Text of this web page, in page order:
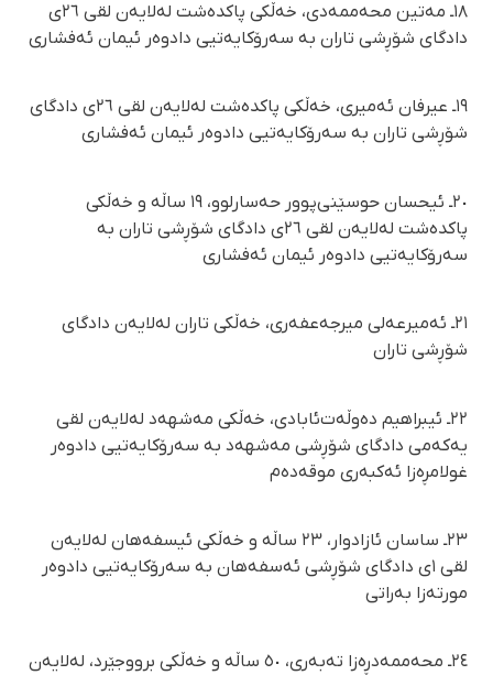
١٨ـ مەتین محەممەدی، خەڵکی پاکدەشت لەلایەن لقی ٢٦ی
دادگای شۆڕشی تاران بە سەرۆکایەتیی دادوەر ئیمان ئەفشاری
١٩ـ عیرفان ئەمیری، خەڵکی پاکدەشت لەلایەن لقی ٢٦ی دادگای
شۆڕشی تاران بە سەرۆکایەتیی دادوەر ئیمان ئەفشاری
٢٠ـ ئیحسان حوسێنی‌پوور حەسارلوو، ١٩ ساڵە و خەڵکی
پاکدەشت لەلایەن لقی ٢٦ی دادگای شۆڕشی تاران بە
سەرۆکایەتیی دادوەر ئیمان ئەفشاری
٢١ـ ئەمیرعەلی میرجەعفەری، خەڵکی تاران لەلایەن دادگای
شۆڕشی تاران
٢٢ـ ئیبراهیم دەوڵەت‌ئابادی، خەڵکی مەشهەد لەلایەن لقی
یەکەمی دادگای شۆڕشی مەشهەد بە سەرۆکایەتیی دادوەر
غولامڕەزا ئەکبەری موقەدەم
٢٣ـ ساسان ئازادوار، ٢٣ ساڵە و خەڵکی ئیسفەهان لەلایەن
لقی ١ی دادگای شۆڕشی ئەسفەهان بە سەرۆکایەتیی دادوەر
مورتەزا بەراتی
٢٤ـ محەممەدڕەزا تەبەری، ٥٠ ساڵە و خەڵکی برووجێرد، لەلایەن